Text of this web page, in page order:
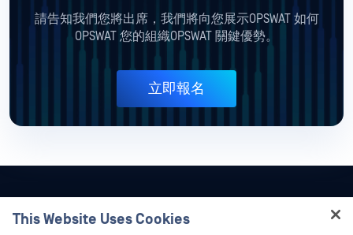
請告知我們您將出席，我們將向您展示OPSWAT 如何
OPSWAT 您的組織OPSWAT 關鍵優勢。
立即報名
This Website Uses Cookies